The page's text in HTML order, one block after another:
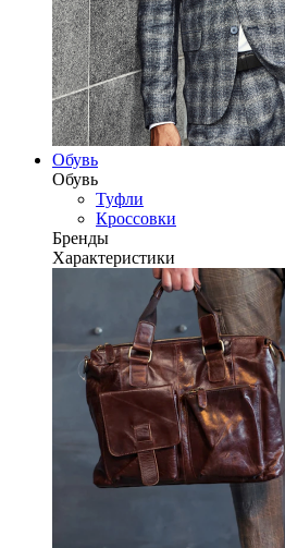
Обувь
Обувь
Туфли
Кроссовки
Бренды
Характеристики